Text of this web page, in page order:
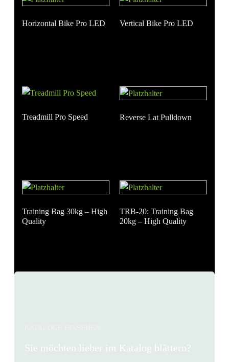
Horizontal Bike Pro LED Vertical Bike Pro LED
Treadmill Pro Speed Reverse Lat Pulldown
Training Bag 30kg – High
Quality
TRB-20: Training Bag
20kg – High Quality
Sie möchten lieber im Katalog blättern?